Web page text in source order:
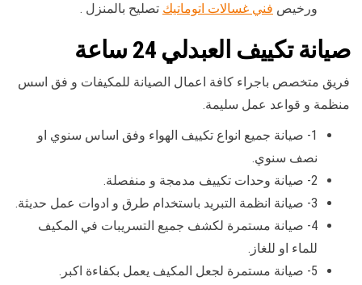
ورخيص فني غسالات اتوماتيك تصليح بالمنزل .
صيانة تكييف العبدلي 24 ساعة
فريق متخصص باجراء كافة اعمال الصيانة للمكيفات و فق اسس
منظمة و قواعد عمل سليمة.
1- صيانة جميع انواع تكييف الهواء وفق اساس سنوي او
نصف سنوي.
2- صيانة وحدات تكييف مدمجة و منفصلة.
3- صيانة انظمة التبريد باستخدام طرق و ادوات عمل حديثة.
4- صيانة مستمرة لكشف جميع التسريبات في المكيف
للماء او للغاز.
5- صيانة مستمرة لجعل المكيف يعمل بكفاءة اكبر.